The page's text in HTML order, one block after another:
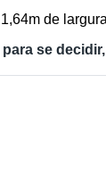
de
se